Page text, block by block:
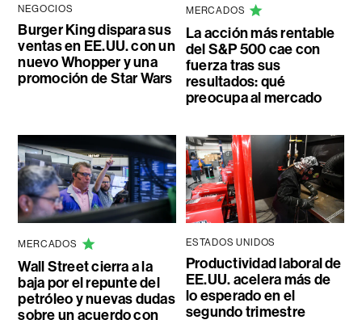
NEGOCIOS
Burger King dispara sus
ventas en EE.UU. con un
nuevo Whopper y una
promoción de Star Wars
MERCADOS
La acción más rentable
del S&P 500 cae con
fuerza tras sus
resultados: qué
preocupa al mercado
MERCADOS
Wall Street cierra a la
baja por el repunte del
petróleo y nuevas dudas
sobre un acuerdo con
ESTADOS UNIDOS
Productividad laboral de
EE.UU. acelera más de
lo esperado en el
segundo trimestre